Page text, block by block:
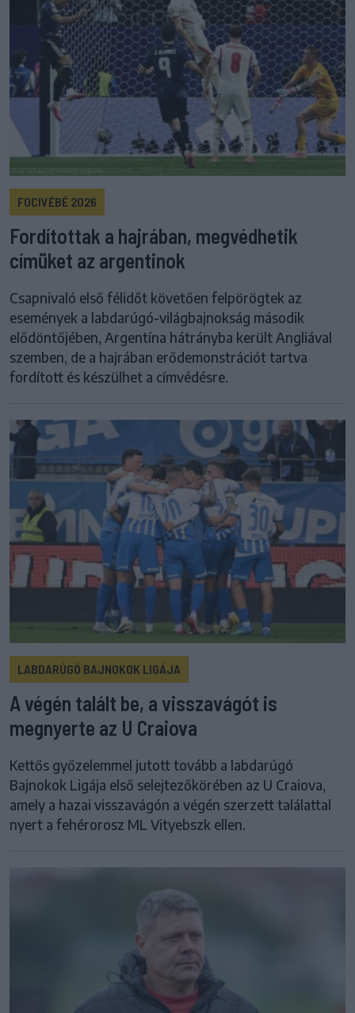
FOCIVÉBÉ 2026
Fordítottak a hajrában, megvédhetik
címüket az argentinok
Csapnivaló első félidőt követően felpörögtek az
események a labdarúgó-világbajnokság második
elődöntőjében, Argentína hátrányba került Angliával
szemben, de a hajrában erődemonstrációt tartva
fordított és készülhet a címvédésre.
LABDARÚGÓ BAJNOKOK LIGÁJA
A végén talált be, a visszavágót is
megnyerte az U Craiova
Kettős győzelemmel jutott tovább a labdarúgó
Bajnokok Ligája első selejtezőkörében az U Craiova,
amely a hazai visszavágón a végén szerzett találattal
nyert a fehérorosz ML Vityebszk ellen.